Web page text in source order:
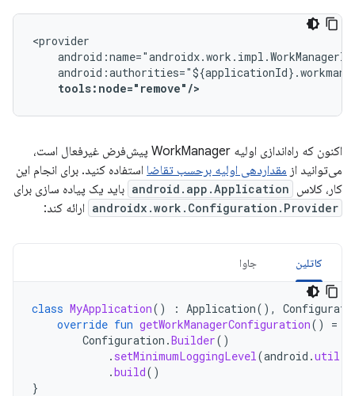
tools:node="remove"/>
اکنون که راه‌اندازی اولیه WorkManager پیش‌فرض غیرفعال است،
می‌توانید از مقداردهی اولیه برحسب تقاضا استفاده کنید. برای انجام این
کار، کلاس android.app.Application باید یک پیاده سازی برای
androidx.work.Configuration.Provider ارائه کند:
کاتلین جاوا
class MyApplication() : Application(),
override fun getWorkManagerConfiguration()
=
Configuration .Builder()
. setMinimumLoggingLevel(android .util
.build()
}